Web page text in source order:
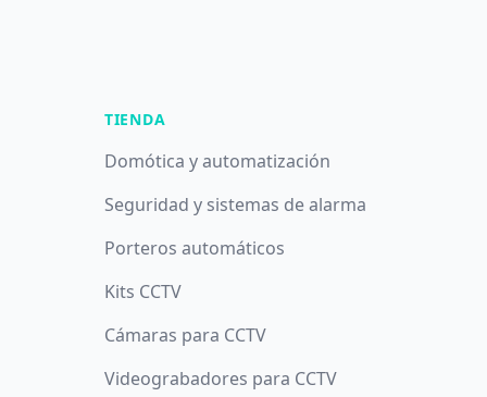
TIENDA
Domótica y automatización
Seguridad y sistemas de alarma
Porteros automáticos
Kits CCTV
Cámaras para CCTV
Videograbadores para CCTV